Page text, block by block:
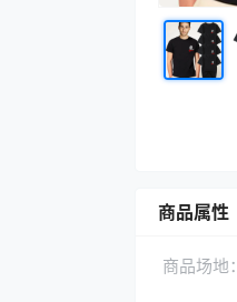
商品属性
商品场地：